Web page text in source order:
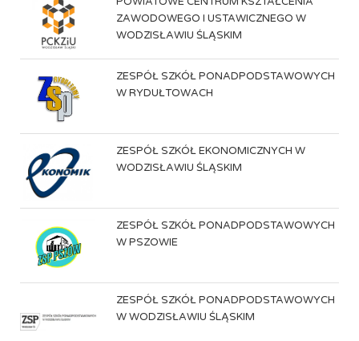
ZAWODOWEGO I USTAWICZNEGO W
WODZISŁAWIU ŚLĄSKIM
ZESPÓŁ SZKÓŁ PONADPODSTAWOWYCH
W RYDUŁTOWACH
ZESPÓŁ SZKÓŁ EKONOMICZNYCH W
WODZISŁAWIU ŚLĄSKIM
ZESPÓŁ SZKÓŁ PONADPODSTAWOWYCH
W PSZOWIE
ZESPÓŁ SZKÓŁ PONADPODSTAWOWYCH
W WODZISŁAWIU ŚLĄSKIM